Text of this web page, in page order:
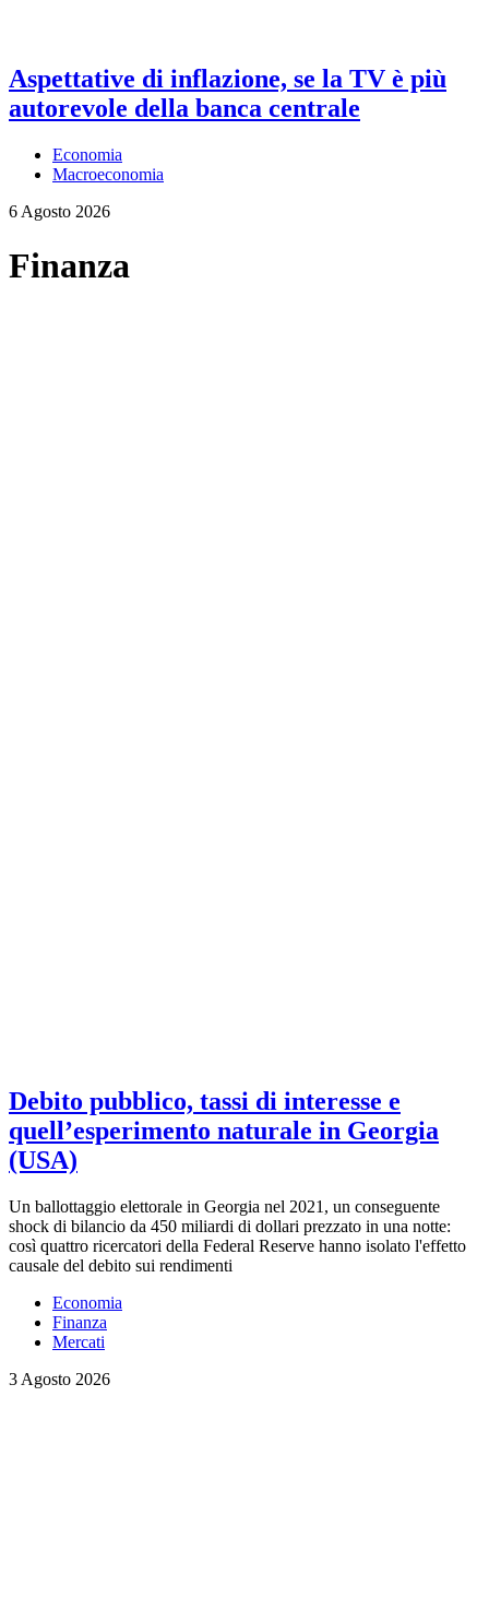
Aspettative di inflazione, se la TV è più
autorevole della banca centrale
Economia
Macroeconomia
6 Agosto 2026
Finanza
Debito pubblico, tassi di interesse e
quell’esperimento naturale in Georgia
(USA)
Un ballottaggio elettorale in Georgia nel 2021, un conseguente
shock di bilancio da 450 miliardi di dollari prezzato in una notte:
così quattro ricercatori della Federal Reserve hanno isolato l'effetto
causale del debito sui rendimenti
Economia
Finanza
Mercati
3 Agosto 2026